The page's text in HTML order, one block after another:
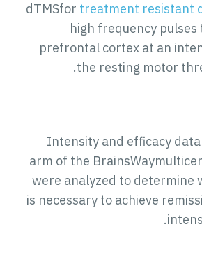
dTMSfor treatment resistant
high frequency
prefrontal cortex at an
the resting motor
Intensity and efficacy
arm of the
were analyzed to determine
is necessary to achieve